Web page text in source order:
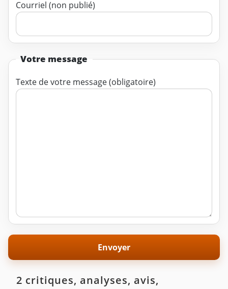
Courriel (non publié)
Votre message
Texte de votre message (obligatoire)
2 critiques, analyses, avis,